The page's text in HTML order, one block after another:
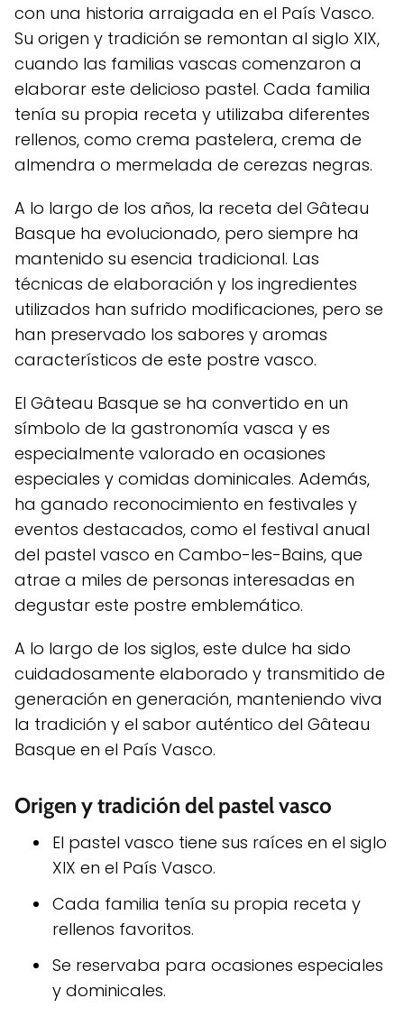
con una historia arraigada en el País Vasco.
Su origen y tradición se remontan al siglo XIX,
cuando las familias vascas comenzaron a
elaborar este delicioso pastel. Cada familia
tenía su propia receta y utilizaba diferentes
rellenos, como crema pastelera, crema de
almendra o mermelada de cerezas negras.
A lo largo de los años, la receta del Gâteau
Basque ha evolucionado, pero siempre ha
mantenido su esencia tradicional. Las
técnicas de elaboración y los ingredientes
utilizados han sufrido modificaciones, pero se
han preservado los sabores y aromas
característicos de este postre vasco.
El Gâteau Basque se ha convertido en un
símbolo de la gastronomía vasca y es
especialmente valorado en ocasiones
especiales y comidas dominicales. Además,
ha ganado reconocimiento en festivales y
eventos destacados, como el festival anual
del pastel vasco en Cambo-les-Bains, que
atrae a miles de personas interesadas en
degustar este postre emblemático.
A lo largo de los siglos, este dulce ha sido
cuidadosamente elaborado y transmitido de
generación en generación, manteniendo viva
la tradición y el sabor auténtico del Gâteau
Basque en el País Vasco.
Origen y tradición del pastel vasco
El pastel vasco tiene sus raíces en el siglo
XIX en el País Vasco.
Cada familia tenía su propia receta y
rellenos favoritos.
Se reservaba para ocasiones especiales
y dominicales.